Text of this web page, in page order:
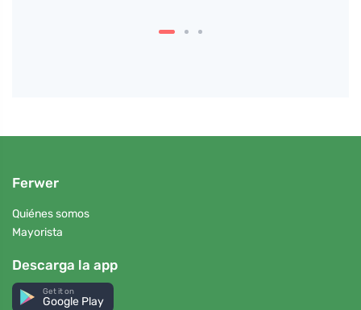
Ferwer
Quiénes somos
Mayorista
Descarga la app
Get it on
Google Play